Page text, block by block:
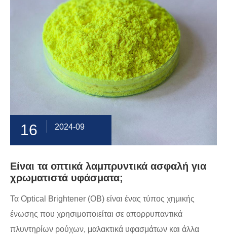
16 2024-09
Είναι τα οπτικά λαμπρυντικά ασφαλή για
χρωματιστά υφάσματα;
Τα Optical Brightener (OB) είναι ένας τύπος χημικής
ένωσης που χρησιμοποιείται σε απορρυπαντικά
πλυντηρίων ρούχων, μαλακτικά υφασμάτων και άλλα